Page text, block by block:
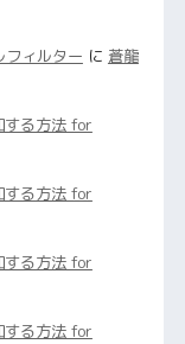
フィルター に 蒼龍
る方法 for
る方法 for
る方法 for
る方法 for